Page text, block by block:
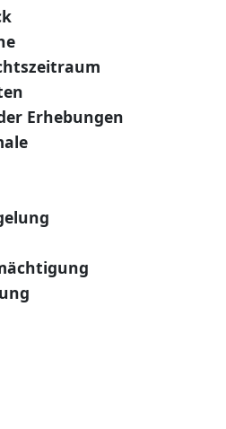
Erhebungen